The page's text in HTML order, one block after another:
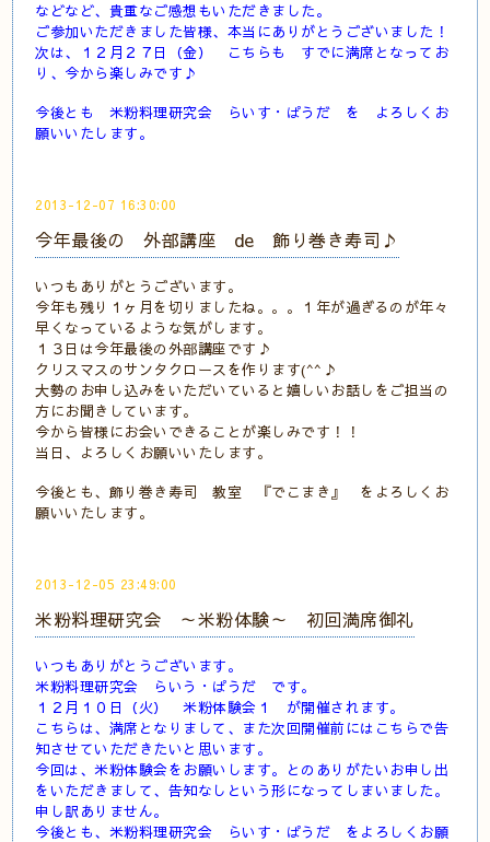
などなど、貴重なご感想もいただきました。
ご参加いただきました皆様、本当にありがとうございました！
次は、１２月２７日（金） こちらも すでに満席となってお
り、今から楽しみです♪
今後とも 米粉料理研究会 らいす・ぱうだ を よろしくお
願いいたします。
2013-12-07 16:30:00
今年最後の 外部講座 de 飾り巻き寿司♪
いつもありがとうございます。
今年も残り１ヶ月を切りましたね。。。１年が過ぎるのが年々
早くなっているような気がします。
１３日は今年最後の外部講座です♪
クリスマスのサンタクロースを作ります(^^♪
大勢のお申し込みをいただいていると嬉しいお話しをご担当の
方にお聞きしています。
今から皆様にお会いできることが楽しみです！！
当日、よろしくお願いいたします。
今後とも、飾り巻き寿司 教室 『でこまき』 をよろしくお
願いいたします。
2013-12-05 23:49:00
米粉料理研究会 ～米粉体験～ 初回満席御礼
いつもありがとうございます。
米粉料理研究会 らいう・ぱうだ です。
１２月１０日（火） 米粉体験会１ が開催されます。
こちらは、満席となりまして、また次回開催前にはこちらで告
知させていただきたいと思います。
今回は、米粉体験会をお願いします。とのありがたいお申し出
をいただきまして、告知なしという形になってしまいました。
申し訳ありません。
今後とも、米粉料理研究会 らいす・ぱうだ をよろしくお願